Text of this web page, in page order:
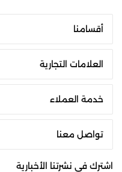
أقسامنا
العلامات التجارية
خدمة العملاء
تواصل معنا
اشترك فى نشرتنا الأخبارية